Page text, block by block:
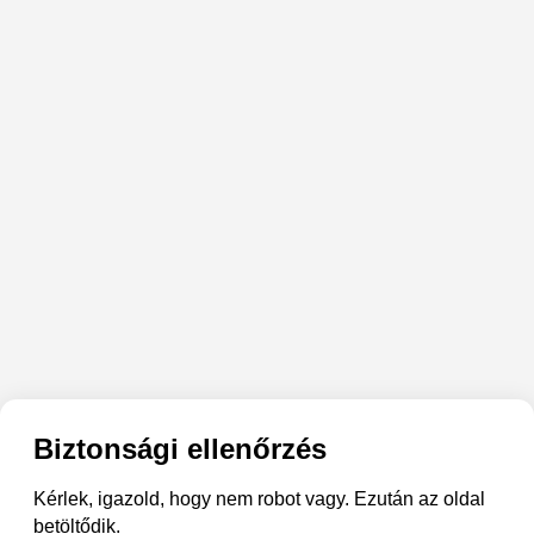
Biztonsági ellenőrzés
Kérlek, igazold, hogy nem robot vagy. Ezután az oldal
betöltődik.